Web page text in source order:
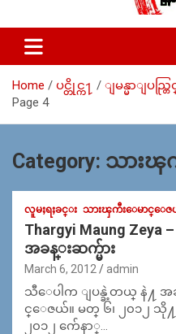
MoeMaKa
Media
ယ္ေရး – အမွတ္ ၂၅၄၊ ပထပ္၊
(ဖုုံး – ၀၉ ၂၅၂ ၂၄၉ ၀၉၄ ၊ ၀
ဇာေစ်းသစ္ ။ ၀၉ ၇၈၆၈၃၇ ၃
Home ပင္တိုင္က႑ ျမန္မာျပည္တ
Page 4
Category: သား
လူမႈရႈခင္း သားၾကီးေမာင္ေ
Thargyi Maung
အခန္းဆက္မ်ား
March 6, 2012 admin
သီေပါက ျပန္ခဲ့တယ္ နဲ႔ အ
င္ေဇယ်။ မတ္ ၆၊ ၂၀၁၂ သို႔
၂၀၁၂ က်ေနာ္…